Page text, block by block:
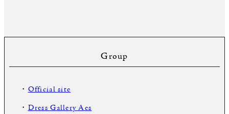
Group
・Official site
・Dress Gallery Aes